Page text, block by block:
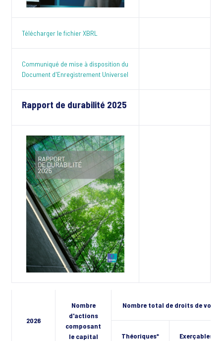
Télécharger le fichier XBRL
Communiqué de mise à disposition du
Document d'Enregistrement Universel
Rapport de durabilité 2025
2026
Nombre
d'actions
composant
le capital
Nombre total de droits de vote
Théoriques* Exerçables**